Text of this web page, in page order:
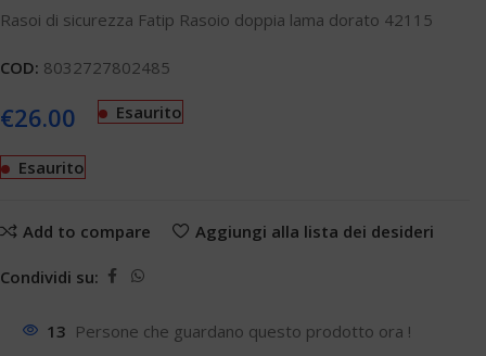
Rasoi di sicurezza Fatip Rasoio doppia lama dorato 42115
COD: 8032727802485
€26.00 Esaurito
Esaurito
Add to compare Aggiungi alla lista dei desideri
Condividi su:
13 Persone che guardano questo prodotto ora !